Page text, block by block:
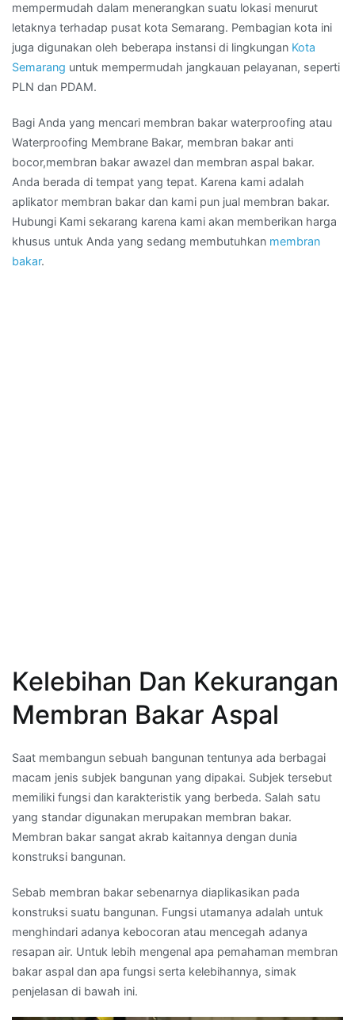
mempermudah dalam menerangkan suatu lokasi menurut
letaknya terhadap pusat kota Semarang. Pembagian kota ini
juga digunakan oleh beberapa instansi di lingkungan Kota
Semarang untuk mempermudah jangkauan pelayanan, seperti
PLN dan PDAM.
Bagi Anda yang mencari membran bakar waterproofing atau
Waterproofing Membrane Bakar, membran bakar anti
bocor,membran bakar awazel dan membran aspal bakar.
Anda berada di tempat yang tepat. Karena kami adalah
aplikator membran bakar dan kami pun jual membran bakar.
Hubungi Kami sekarang karena kami akan memberikan harga
khusus untuk Anda yang sedang membutuhkan membran
bakar.
Kelebihan Dan Kekurangan
Membran Bakar Aspal
Saat membangun sebuah bangunan tentunya ada berbagai
macam jenis subjek bangunan yang dipakai. Subjek tersebut
memiliki fungsi dan karakteristik yang berbeda. Salah satu
yang standar digunakan merupakan membran bakar.
Membran bakar sangat akrab kaitannya dengan dunia
konstruksi bangunan.
Sebab membran bakar sebenarnya diaplikasikan pada
konstruksi suatu bangunan. Fungsi utamanya adalah untuk
menghindari adanya kebocoran atau mencegah adanya
resapan air. Untuk lebih mengenal apa pemahaman membran
bakar aspal dan apa fungsi serta kelebihannya, simak
penjelasan di bawah ini.